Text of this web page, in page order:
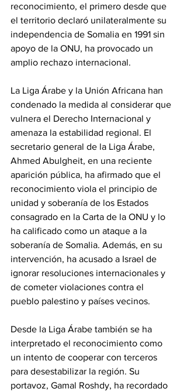
reconocimiento, el primero desde que
el territorio declaró unilateralmente su
independencia de Somalia en 1991 sin
apoyo de la ONU, ha provocado un
amplio rechazo internacional.
‎La Liga Árabe y la Unión Africana han
condenado la medida al considerar que
vulnera el Derecho Internacional y
amenaza la estabilidad regional. El
secretario general de la Liga Árabe,
Ahmed Abulgheit, en una reciente
aparición pública, ha afirmado que el
reconocimiento viola el principio de
unidad y soberanía de los Estados
consagrado en la Carta de la ONU y lo
ha calificado como un ataque a la
soberanía de Somalia. Además, en su
intervención, ha acusado a Israel de
ignorar resoluciones internacionales y
de cometer violaciones contra el
pueblo palestino y países vecinos.
‎Desde la Liga Árabe también se ha
interpretado el reconocimiento como
un intento de cooperar con terceros
para desestabilizar la región. Su
portavoz, Gamal Roshdy, ha recordado